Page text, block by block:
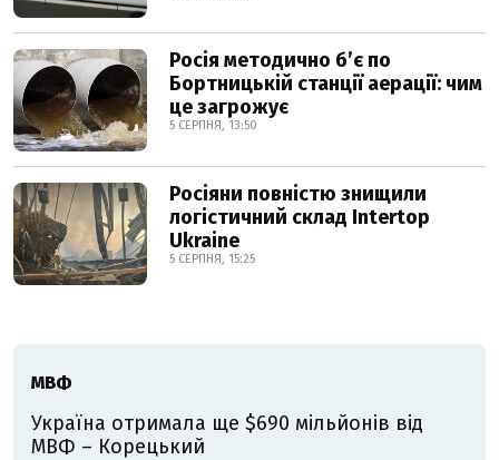
Росія методично б’є по
Бортницькій станції аерації: чим
це загрожує
5 СЕРПНЯ, 13:50
Росіяни повністю знищили
логістичний склад Intertop
Ukraine
5 СЕРПНЯ, 15:25
МВФ
Україна отримала ще $690 мільйонів від
МВФ – Корецький